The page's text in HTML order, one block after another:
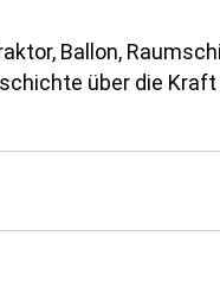
Ballon,
über die